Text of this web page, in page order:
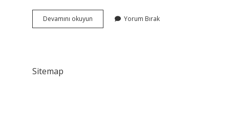
Devamını okuyun
Ne
Yorum Bırak
Sitemap